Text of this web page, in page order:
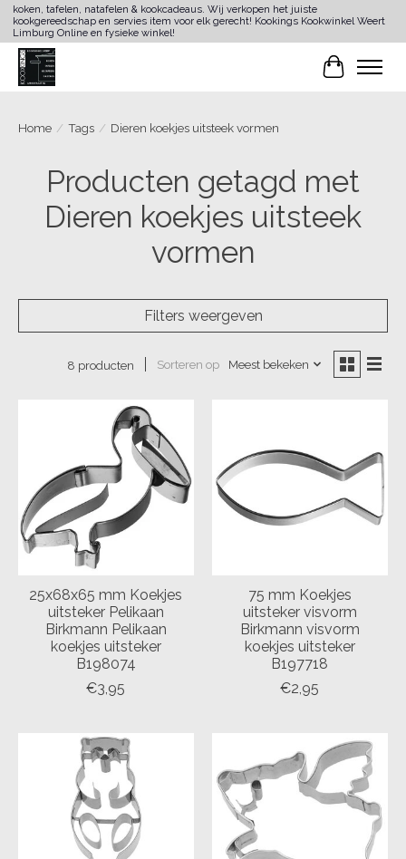
koken, tafelen, natafelen & kookcadeaus. Wij verkopen het juiste
kookgereedschap en servies item voor elk gerecht! Kookings Kookwinkel Weert
Limburg Online en fysieke winkel!
Home / Tags / Dieren koekjes uitsteek vormen
Producten getagd met
Dieren koekjes uitsteek
vormen
Filters weergeven
8 producten Sorteren op Meest bekeken
25x68x65 mm Koekjes
uitsteker Pelikaan
Birkmann Pelikaan
koekjes uitsteker
B198074
€3,95
75 mm Koekjes
uitsteker visvorm
Birkmann visvorm
koekjes uitsteker
B197718
€2,95